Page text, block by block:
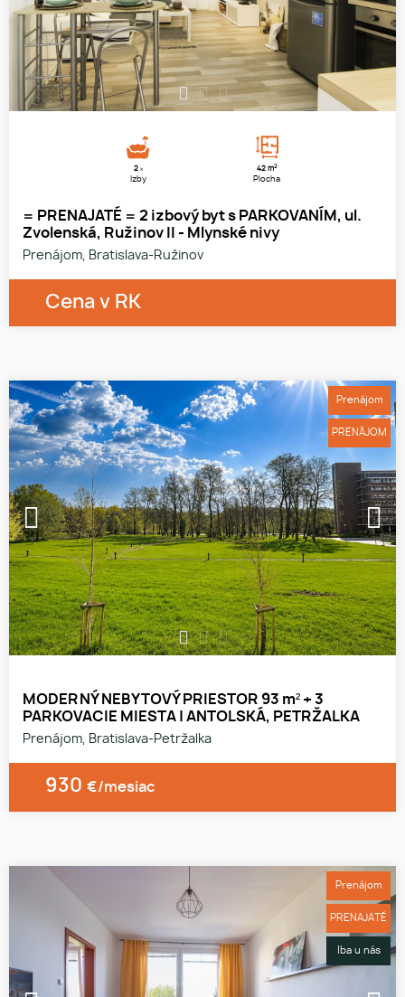
1 2 3
2 x
Izby
42 m2
Plocha
= PRENAJATÉ = 2 izbový byt s PARKOVANÍM, ul.
Zvolenská, Ružinov II - Mlynské nivy
Prenájom, Bratislava-Ružinov
Cena v RK
1 2 3
MODERNÝ NEBYTOVÝ PRIESTOR 93 m² + 3
PARKOVACIE MIESTA | ANTOLSKÁ, PETRŽALKA
Prenájom, Bratislava-Petržalka
930 €/mesiac
Prenájom
PRENÁJOM
Prenájom
PRENAJATÉ
Iba u nás